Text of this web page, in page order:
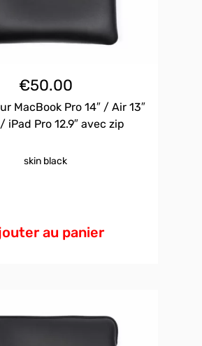
€50.00
MacBook Pro 14″ / Air 13″
iPad Pro 12.9″ avec zip
skin black
au panier